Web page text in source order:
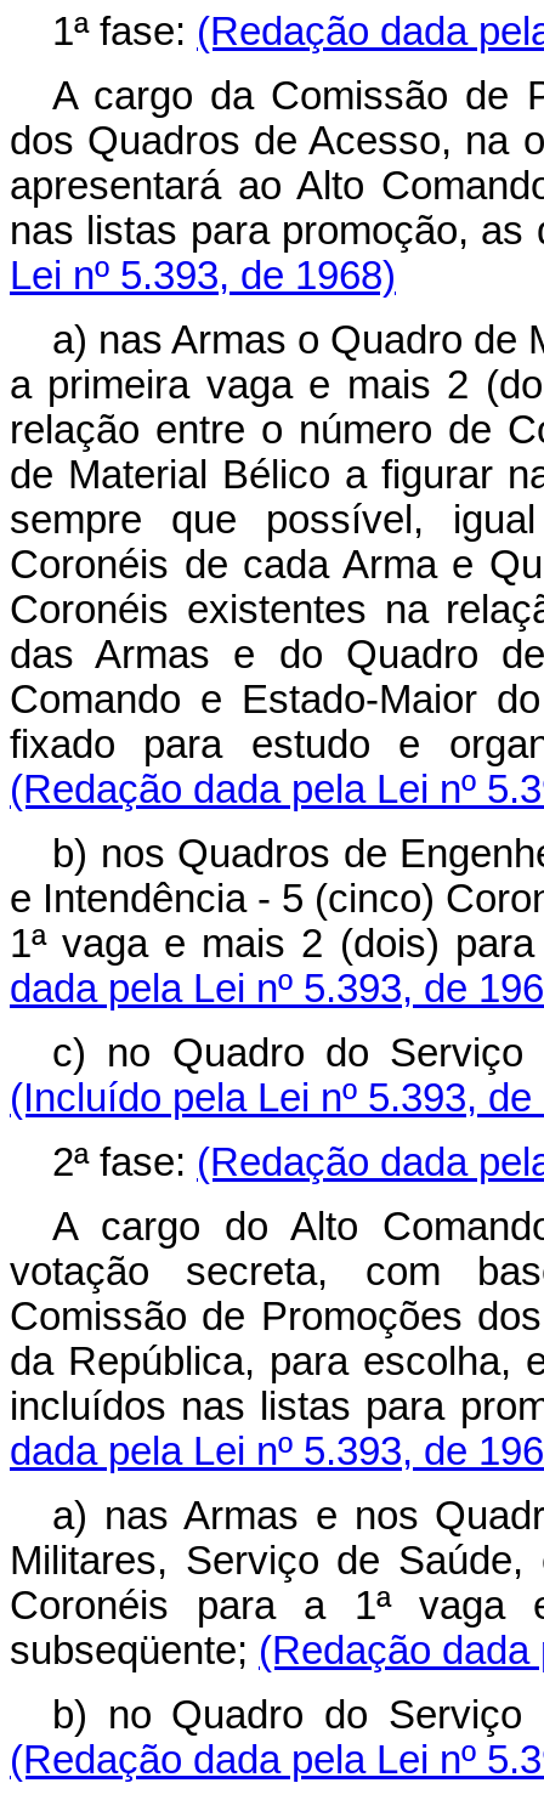
1ª fase: (Redação dada
A cargo da Comissão de
dos Quadros de Acesso, na
apresentará ao Alto
nas listas para promoção,
Lei nº 5.393, de 1968)
a) nas Armas o Quadro de
a primeira vaga e mais 2
relação entre o número de
de Material Bélico a figurar
sempre que possível,
Coronéis de cada Arma e
Coronéis existentes na
das Armas e do Quadro
Comando e Estado-Maior
fixado para estudo e
(Redação dada pela Lei nº
b) nos Quadros de
e Intendência - 5 (cinco)
1ª vaga e mais 2 (dois)
dada pela Lei nº 5.393, de
c) no Quadro do Serviço
(Incluído pela Lei nº 5.393, de
2ª fase: (Redação dada
A cargo do Alto
votação secreta, com
Comissão de Promoções
da República, para escolha,
incluídos nas listas para
dada pela Lei nº 5.393, de
a) nas Armas e nos
Militares, Serviço de
Coronéis para a 1ª
subseqüente; (Redação dada
b) no Quadro do
(Redação dada pela Lei nº